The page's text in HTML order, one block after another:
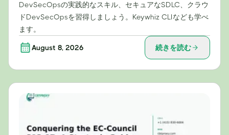
DevSecOpsの実践的なスキル、セキュアなSDLC、クラウ
ドDevSecOpsを習得しましょう。Keywhiz CLIなども学べ
ます。
August 8, 2026 続きを読む